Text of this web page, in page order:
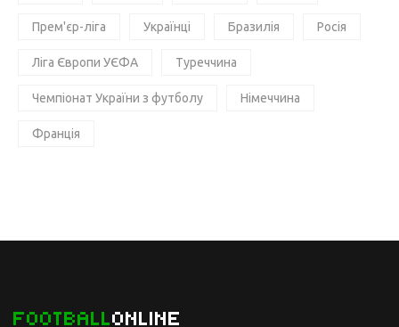
Прем'єр-ліга Українці Бразилія Росія
Ліга Європи УЄФА Туреччина
Чемпіонат України з футболу Німеччина
Франція
FOOTBALLONLINE